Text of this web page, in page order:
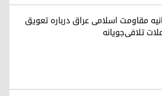
مقاومت اسلامی عراق درباره تعویق
تلافی‌جویانه